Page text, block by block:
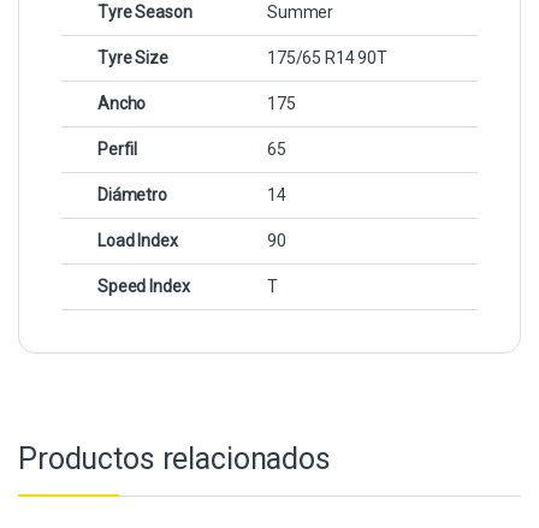
Tyre Season Summer
Tyre Size 175/65 R14 90T
Ancho 175
Perfil 65
Diámetro 14
Load Index 90
Speed Index T
Productos relacionados